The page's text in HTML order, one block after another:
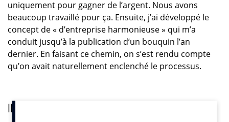
uniquement pour gagner de l’argent. Nous avons
beaucoup travaillé pour ça. Ensuite, j’ai développé le
concept de « d’entreprise harmonieuse » qui m’a
conduit jusqu’à la publication d’un bouquin l’an
dernier. En faisant ce chemin, on s’est rendu compte
qu’on avait naturellement enclenché le processus.
IN. : on dirait presque que cela vous est tombé dessus…